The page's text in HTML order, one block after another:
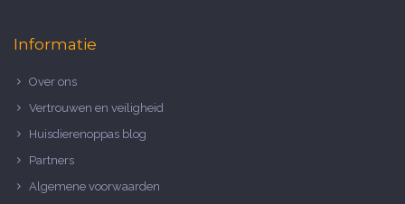
Informatie
Over ons
Vertrouwen en veiligheid
Huisdierenoppas blog
Partners
Algemene voorwaarden